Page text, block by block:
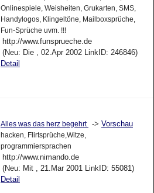
Onlinespiele, Weisheiten, Grukarten, SMS,
Handylogos, Klingeltöne, Mailboxsprüche,
Fun-Sprüche uvm. !!!
http://www.funsprueche.de
(Neu: Die , 02.Apr 2002 LinkID: 246846)
Detail
Alles was das herz begehrt -> Vorschau
hacken, Flirtsprüche,Witze,
programmiersprachen
http://www.nimando.de
(Neu: Mit , 21.Mar 2001 LinkID: 55081)
Detail